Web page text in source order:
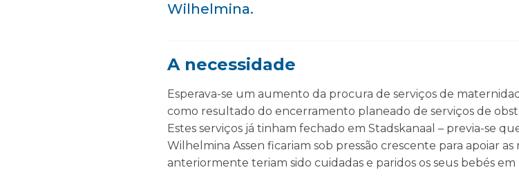
Wilhelmina.
A necessidade
Esperava-se um aumento da procura de serviços de
como resultado do encerramento planeado de serviços de
Estes serviços já tinham fechado em Stadskanaal – previa-se
Wilhelmina Assen ficariam sob pressão crescente para apoiar
anteriormente teriam sido cuidadas e paridos os seus bebés